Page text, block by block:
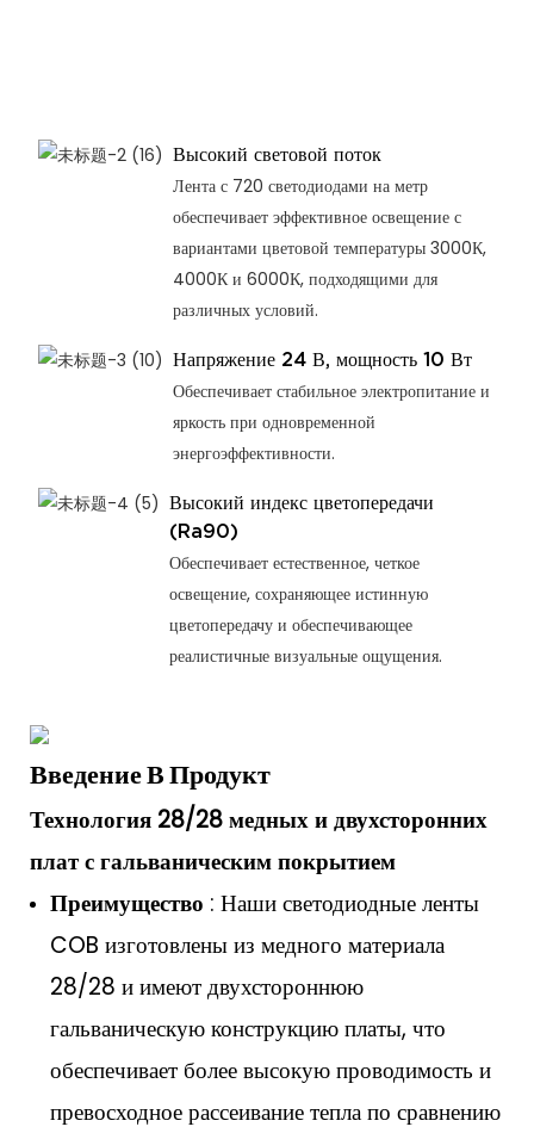
Высокий световой поток
Лента с 720 светодиодами на метр
обеспечивает эффективное освещение с
вариантами цветовой температуры 3000К,
4000К и 6000К, подходящими для
различных условий.
Напряжение 24 В, мощность 10 Вт
Обеспечивает стабильное электропитание и
яркость при одновременной
энергоэффективности.
Высокий индекс цветопередачи
(Ra90)
Обеспечивает естественное, четкое
освещение, сохраняющее истинную
цветопередачу и обеспечивающее
реалистичные визуальные ощущения.
Введение В Продукт
Технология 28/28 медных и двухсторонних
плат с гальваническим покрытием
Преимущество : Наши светодиодные ленты
COB изготовлены из медного материала
28/28 и имеют двухстороннюю
гальваническую конструкцию платы, что
обеспечивает более высокую проводимость и
превосходное рассеивание тепла по сравнению